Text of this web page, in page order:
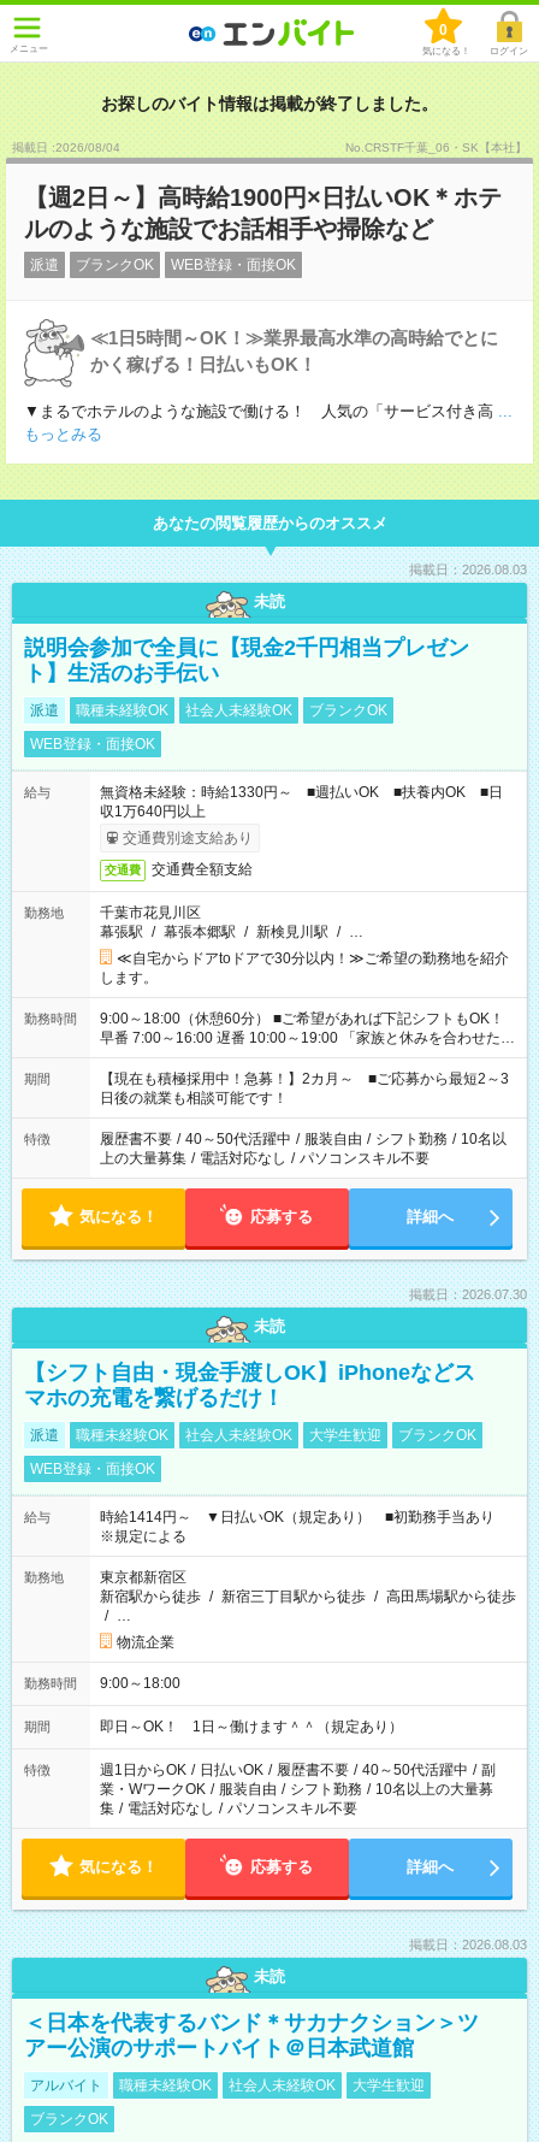
メニュー
0
気になる！ ログイン
お探しのバイト情報は掲載が終了しました。
掲載日 :2026/08/04 No.CRSTF千葉_06・SK【本社】
【週2日～】高時給1900円×日払いOK＊ホテ
ルのような施設でお話相手や掃除など
派遣 ブランクOK WEB登録・面接OK
≪1日5時間～OK！≫業界最高水準の高時給でとに
かく稼げる！日払いもOK！
▼まるでホテルのような施設で働ける！ 人気の「サービス付き高 ...
もっとみる
あなたの閲覧履歴からのオススメ
掲載日：2026.08.03
未読
説明会参加で全員に【現金2千円相当プレゼン
ト】生活のお手伝い
派遣 職種未経験OK 社会人未経験OK
ブランクOK
WEB登録・面接OK
給与
無資格未経験：時給1330円～ ■週払いOK ■扶養内OK ■日
収1万640円以上
交通費別途支給あり
交通費 交通費全額支給
勤務地
千葉市花見川区
幕張駅 / 幕張本郷駅 / 新検見川駅 / …
≪自宅からドアtoドアで30分以内！≫ご希望の勤務地を紹介
します。
勤務時間
9:00～18:00（休憩60分） ■ご希望があれば下記シフトもOK！
早番 7:00～16:00 遅番 10:00～19:00 「家族と休みを合わせた
い」 「余裕を持って夕飯の準備がしたい」 「できれば残業はし
たくない」 など、ご希望を教えてくださいね。 ※Wワーク希望
の方へ 今ご覧のお仕事で希望する勤務時間と、もう1つのお仕事
の勤務時間。 合計で週40時間を超える場合は応募できません。
期間
【現在も積極採用中！急募！】2カ月～ ■ご応募から最短2～3
日後の就業も相談可能です！
特徴 履歴書不要 / 40～50代活躍中 / 服装自由 / シフト勤務 / 10名以
上の大量募集 / 電話対応なし / パソコンスキル不要
気になる！ 応募する 詳細へ
掲載日：2026.07.30
未読
【シフト自由・現金手渡しOK】iPhoneなどス
マホの充電を繋げるだけ！
派遣 職種未経験OK 社会人未経験OK 大学生歓迎
ブランクOK
WEB登録・面接OK
給与
時給1414円～ ▼日払いOK（規定あり） ■初勤務手当あり
※規定による
勤務地
東京都新宿区
新宿駅から徒歩 / 新宿三丁目駅から徒歩 / 高田馬場駅から徒歩
/ …
物流企業
勤務時間 9:00～18:00
期間 即日～OK！ 1日～働けます＾＾（規定あり）
特徴 週1日からOK / 日払いOK / 履歴書不要 / 40～50代活躍中 / 副
業・WワークOK / 服装自由 / シフト勤務 / 10名以上の大量募
集 / 電話対応なし / パソコンスキル不要
気になる！ 応募する 詳細へ
掲載日：2026.08.03
未読
＜日本を代表するバンド＊サカナクション＞ツ
アー公演のサポートバイト＠日本武道館
アルバイト 職種未経験OK 社会人未経験OK
大学生歓迎
ブランクOK